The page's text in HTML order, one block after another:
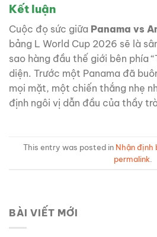
Kết luận
Cuộc đọ sức giữa Panama vs
bảng L World Cup 2026 sẽ là
sao hàng đầu thế giới bên phía
diện. Trước một Panama đã
mọi mặt, một chiến thắng nhẹ
định ngôi vị dẫn đầu của thầy
This entry was posted in Nhận định
permalink.
BÀI VIẾT MỚI